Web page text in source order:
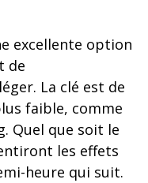
excellente option
de
La clé est de
faible, comme
Quel que soit le
les effets
heure qui suit.